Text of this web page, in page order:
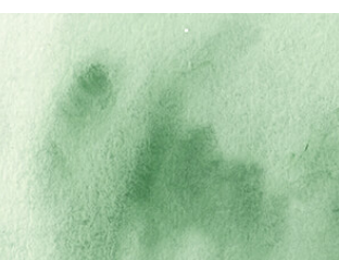
Günstige
Mobile